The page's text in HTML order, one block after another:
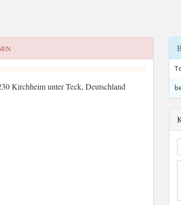
Kirchheim unter Teck, Deutschland